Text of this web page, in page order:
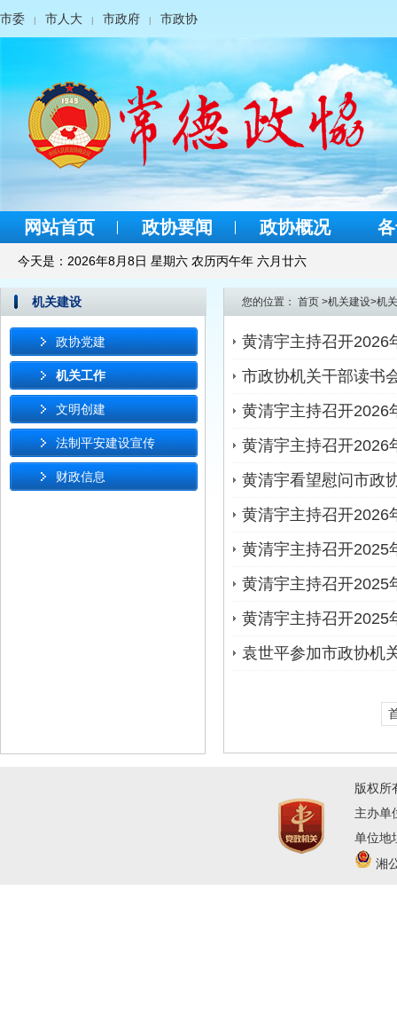
市委 | 市人大 | 市政府 | 市政协
网站首页 政协要闻 政协概况
今天是： 2026年8月8日 星期六 农历丙午年 六月廿六
机关建设
政协党建
机关工作
文明创建
法制平安建设宣传
财政信息
您的位置： 首页 >机关建设>机
黄清宇主持召开2026
市政协机关干部读书
黄清宇主持召开2026
黄清宇主持召开2026
黄清宇看望慰问市政
黄清宇主持召开2026
黄清宇主持召开2025
黄清宇主持召开2025
黄清宇主持召开2025
袁世平参加市政协机
版权所
主办单
单位地
湘